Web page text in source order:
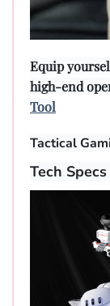
Equip
high-end
Tool
Tactical
Tech Specs